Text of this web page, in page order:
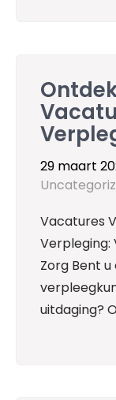
29 maart
Vacatures
Verpleging:
Zorg Bent
uitdaging?